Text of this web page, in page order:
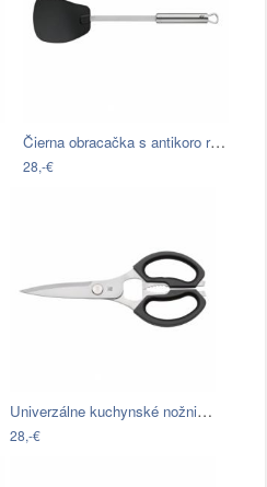
Čierna obracačka s antikoro rukoväťou…
28,-€
Univerzálne kuchynské nožnice WMF
28,-€